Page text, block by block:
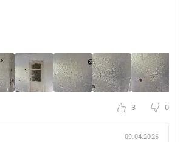
3 0
09.04.2026